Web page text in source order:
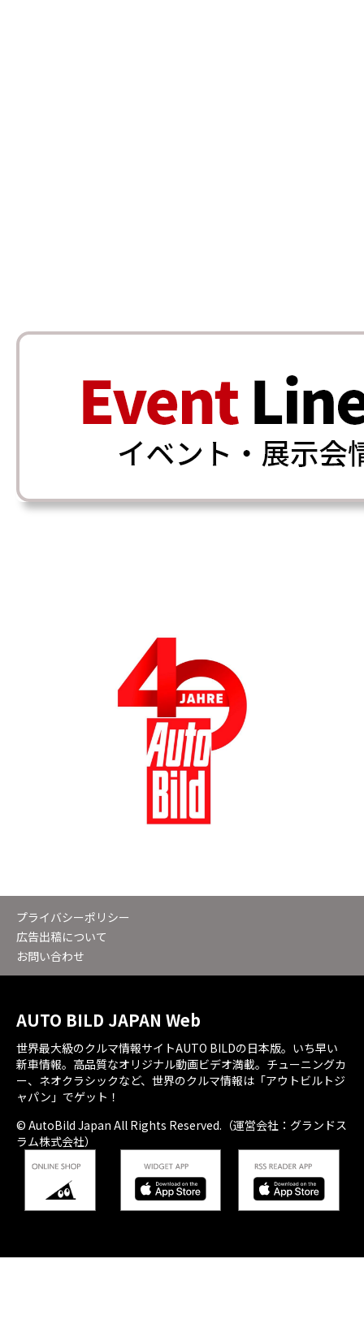
プライバシーポリシー
広告出稿について
お問い合わせ
AUTO BILD JAPAN Web
世界最大級のクルマ情報サイトAUTO BILDの日本版。いち早い
新車情報。高品質なオリジナル動画ビデオ満載。チューニングカ
ー、ネオクラシックなど、世界のクルマ情報は「アウトビルトジ
ャパン」でゲット！
© AutoBild Japan All Rights Reserved.（運営会社：グランドス
ラム株式会社）